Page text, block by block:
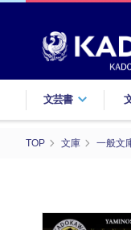
文芸書
TOP 文庫 一般文